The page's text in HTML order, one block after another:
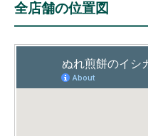
全店舗の位置図